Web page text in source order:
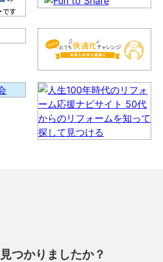
つかりましたか？